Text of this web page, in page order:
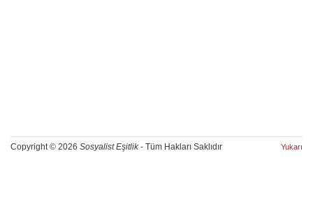
Copyright © 2026 Sosyalist Eşitlik- Tüm Hakları Saklıdır Yukarı